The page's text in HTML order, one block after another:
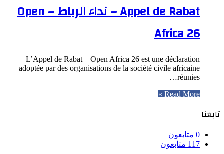
Appel de Rabat – نداء الرباط – Open
Africa 26
L’Appel de Rabat – Open Africa 26 est une déclaration
adoptée par des organisations de la société civile africaine
réunies…
Read More »
تابعنا
0 متابعون
117 متابعون